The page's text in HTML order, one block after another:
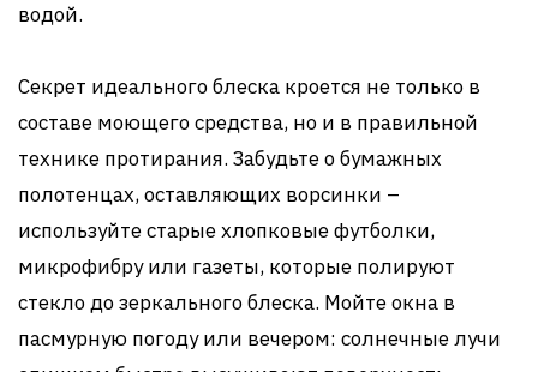
водой.
Секрет идеального блеска кроется не только в
составе моющего средства, но и в правильной
технике протирания. Забудьте о бумажных
полотенцах, оставляющих ворсинки –
используйте старые хлопковые футболки,
микрофибру или газеты, которые полируют
стекло до зеркального блеска. Мойте окна в
пасмурную погоду или вечером: солнечные лучи